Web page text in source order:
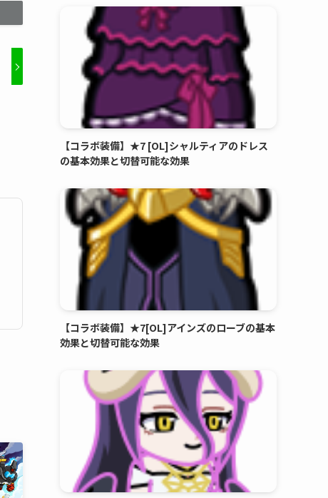
【コラボ装備】★7 [OL]シャルティアのドレス
の基本効果と切替可能な効果
【コラボ装備】★7[OL]アインズのローブの基本
効果と切替可能な効果